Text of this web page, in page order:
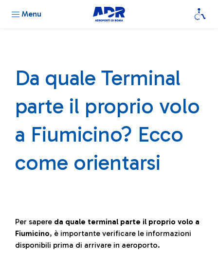
Menu
Da quale Terminal
parte il proprio volo
a Fiumicino? Ecco
come orientarsi
Per sapere da quale terminal parte il proprio volo a
Fiumicino, è importante verificare le informazioni
disponibili prima di arrivare in aeroporto.